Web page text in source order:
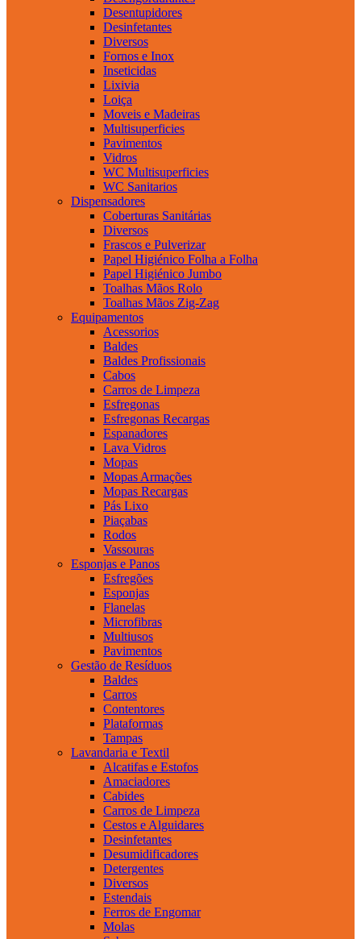
Desentupidores
Desinfetantes
Diversos
Fornos e Inox
Inseticidas
Lixivia
Loiça
Moveis e Madeiras
Multisuperficies
Pavimentos
Vidros
WC Multisuperficies
WC Sanitarios
Dispensadores
Coberturas Sanitárias
Diversos
Frascos e Pulverizar
Papel Higiénico Folha a Folha
Papel Higiénico Jumbo
Toalhas Mãos Rolo
Toalhas Mãos Zig-Zag
Equipamentos
Acessorios
Baldes
Baldes Profissionais
Cabos
Carros de Limpeza
Esfregonas
Esfregonas Recargas
Espanadores
Lava Vidros
Mopas
Mopas Armações
Mopas Recargas
Pás Lixo
Piaçabas
Rodos
Vassouras
Esponjas e Panos
Esfregões
Esponjas
Flanelas
Microfibras
Multiusos
Pavimentos
Gestão de Resíduos
Baldes
Carros
Contentores
Plataformas
Tampas
Lavandaria e Textil
Alcatifas e Estofos
Amaciadores
Cabides
Carros de Limpeza
Cestos e Alguidares
Desinfetantes
Desumidificadores
Detergentes
Diversos
Estendais
Ferros de Engomar
Molas